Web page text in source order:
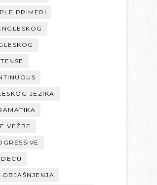
PRIMERI
JEZIKA
VEŽBE